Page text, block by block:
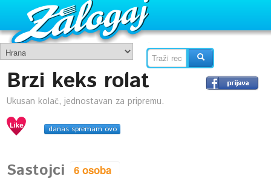
Brzi keks rolat
Ukusan kolač, jednostavan za pripremu.
danas spremam ovo
Sastojci